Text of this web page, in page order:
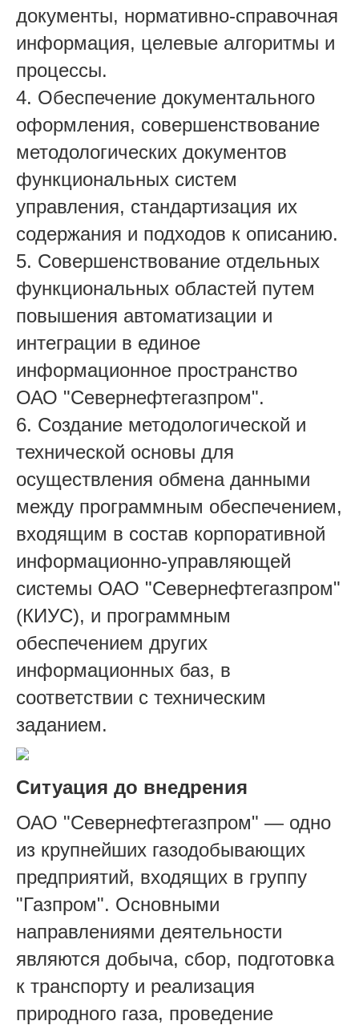
документы, нормативно-справочная
информация, целевые алгоритмы и
процессы.
4. Обеспечение документального
оформления, совершенствование
методологических документов
функциональных систем
управления, стандартизация их
содержания и подходов к описанию.
5. Совершенствование отдельных
функциональных областей путем
повышения автоматизации и
интеграции в единое
информационное пространство
ОАО "Севернефтегазпром".
6. Создание методологической и
технической основы для
осуществления обмена данными
между программным обеспечением,
входящим в состав корпоративной
информационно-управляющей
системы ОАО "Севернефтегазпром"
(КИУС), и программным
обеспечением других
информационных баз, в
соответствии с техническим
заданием.
Ситуация до внедрения
ОАО "Севернефтегазпром" — одно
из крупнейших газодобывающих
предприятий, входящих в группу
"Газпром". Основными
направлениями деятельности
являются добыча, сбор, подготовка
к транспорту и реализация
природного газа, проведение